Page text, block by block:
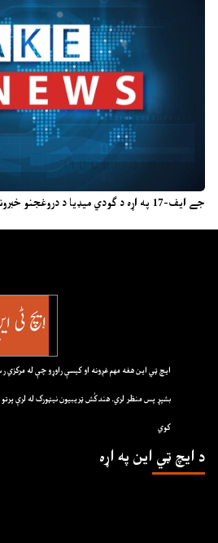
جے ایف-17 په اړه د ګودي میډیا د دروغجنو خبرونو پروپاګنډ ناکام شو
ايچ ټي اين هغه مهم غږونه او کيسې راوړو چې له
بشپړ پس منظر لري. هندکُش ټريبيون نيټورک له لرې
کوي
د ايچ ټي اين په اړه